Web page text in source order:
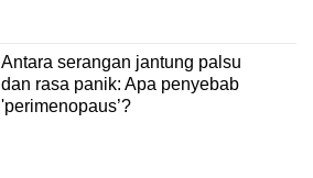
Antara serangan jantung palsu
dan rasa panik: Apa penyebab
'perimenopaus’?